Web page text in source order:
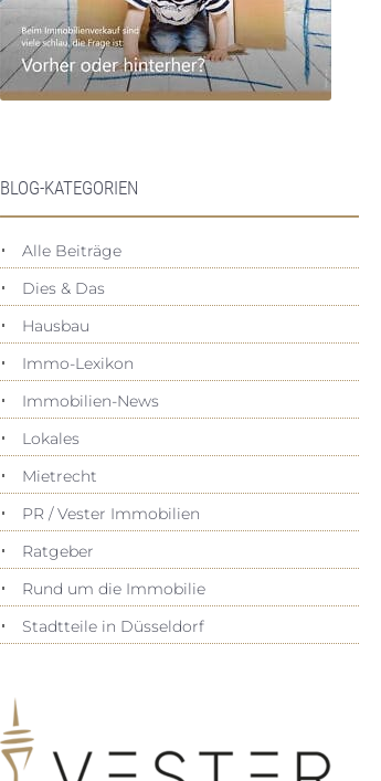
BLOG-KATEGORIEN
Alle Beiträge
Dies & Das
Hausbau
Immo-Lexikon
Immobilien-News
Lokales
Mietrecht
PR / Vester Immobilien
Ratgeber
Rund um die Immobilie
Stadtteile in Düsseldorf